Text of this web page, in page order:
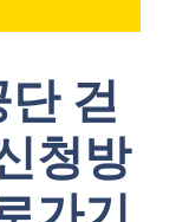
걷
청방